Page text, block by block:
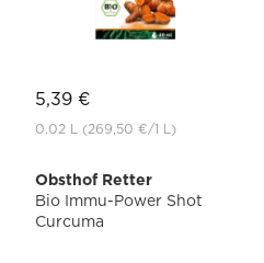
5,39 €
0.02 L (269,50 €/1 L)
Obsthof Retter
Bio Immu-Power Shot
Curcuma